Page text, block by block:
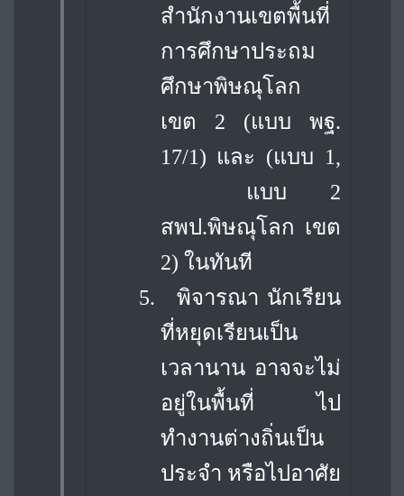
สำนักงานเขตพื้นที่
การศึกษาประถม
ศึกษาพิษณุโลก
เขต 2 (แบบ พฐ.
17/1) และ (แบบ 1,
แบบ 2
สพป.พิษณุโลก เขต
2) ในทันที
5.
พิจารณา นักเรียน
ที่หยุดเรียนเป็น
เวลานาน อาจจะไม่
อยู่ในพื้นที่ ไป
ทำงานต่างถิ่นเป็น
ประจำ หรือไปอาศัย